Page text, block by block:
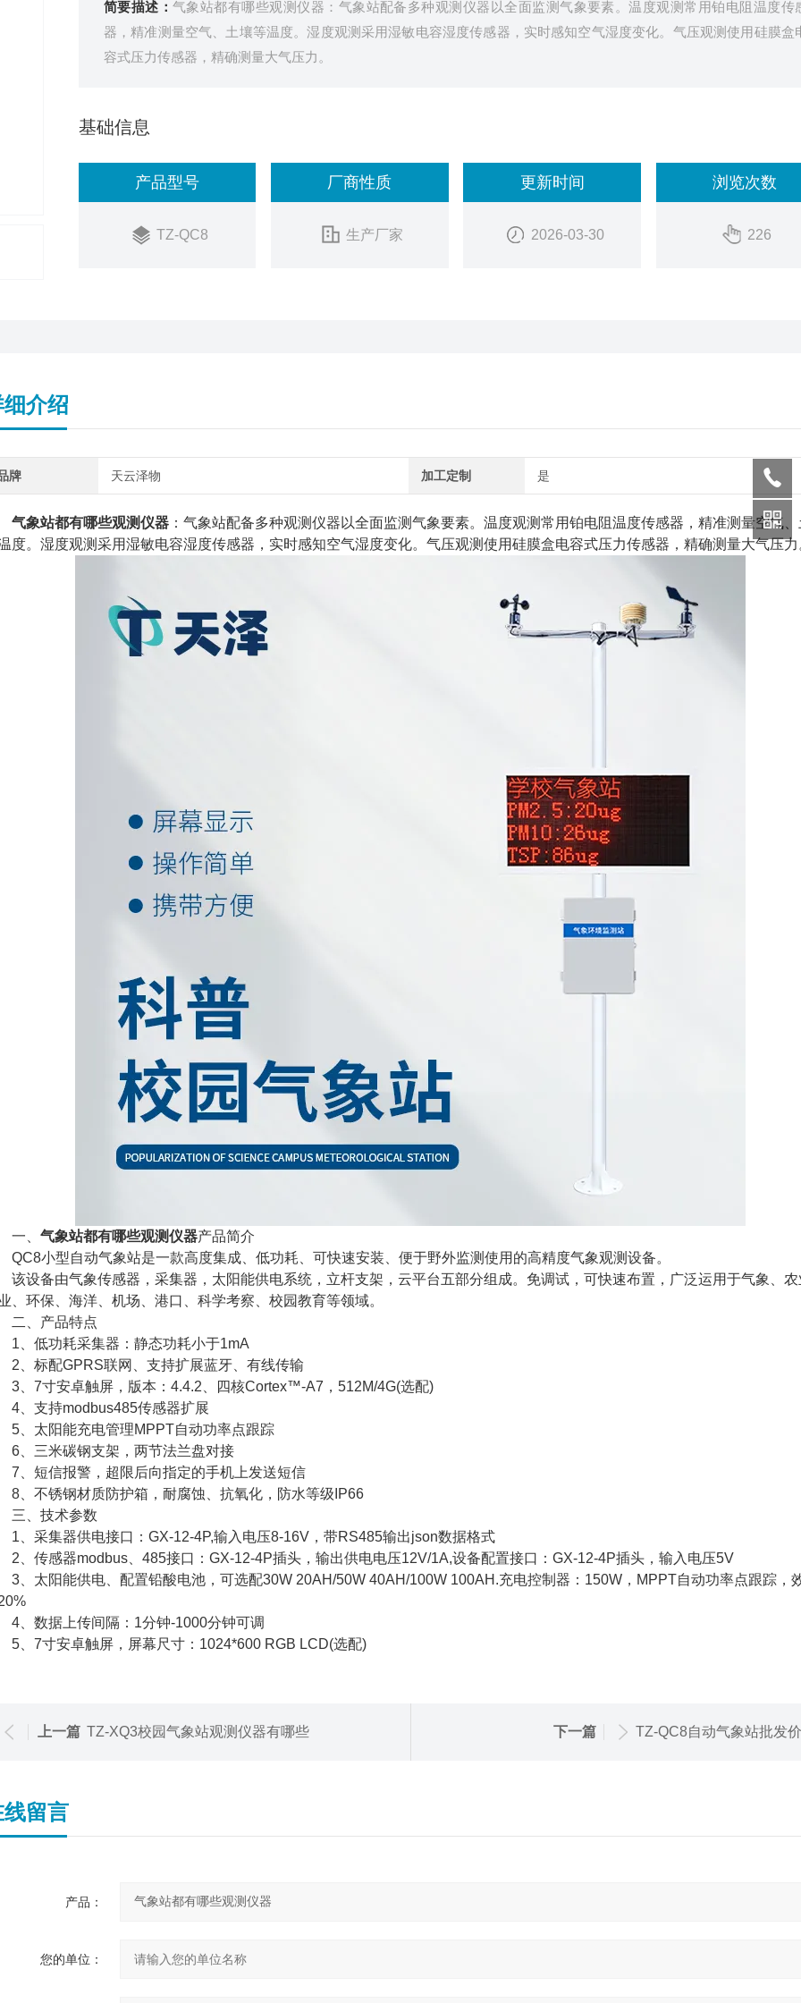
简要描述： 气象站都有哪些观测仪器：气象站配备多种观测仪器以全面监测气象要素。温度观测常用铂电阻温度传
器，精准测量空气、土壤等温度。湿度观测采用湿敏电容湿度传感器，实时感知空气湿度变化。气压观测使用硅膜盒
容式压力传感器，精确测量大气压力。
基础信息
产品型号
TZ-QC8
厂商性质
生产厂家
更新时间
2026-03-30
浏览次数
226
介绍
牌 天云泽物 加工定制 是
气象站都有哪些观测仪器 ：气象站配备多种观测仪器以全面监测气象要素。温度观测常用铂电阻温度传感器，精准测量空气
度。湿度观测采用湿敏电容湿度传感器，实时感知空气湿度变化。气压观测使用硅膜盒电容式压力传感器，精确测量大气压力
、 气象站都有哪些观测仪器产品简介
小型自动气象站是一款高度集成、低功耗、可快速安装、便于野外监测使用的高精度气象观测设备。
备由气象传感器，采集器，太阳能供电系统，立杆支架，云平台五部分组成。免调试，可快速布置，广泛运用于气象、农
、环保、海洋、机场、港口、科学考察、校园教育等领域。
产品特点
低功耗采集器：静态功耗小于1mA
标配GPRS联网、支持扩展蓝牙、有线传输
7寸安卓触屏，版本：4.4.2、四核Cortex™-A7，512M/4G(选配)
支持modbus485传感器扩展
太阳能充电管理MPPT自动功率点跟踪
三米碳钢支架，两节法兰盘对接
短信报警，超限后向指定的手机上发送短信
不锈钢材质防护箱，耐腐蚀、抗氧化，防水等级IP66
技术参数
采集器供电接口：GX-12-4P,输入电压8-16V，带RS485输出json数据格式
传感器modbus、485接口：GX-12-4P插头，输出供电电压12V/1A,设备配置接口：GX-12-4P插头，输入电压5V
太阳能供电、配置铅酸电池，可选配30W 20AH/50W 40AH/100W 100AH.充电控制器：150W，MPPT自动功率点跟踪，
数据上传间隔：1分钟-1000分钟可调
7寸安卓触屏，屏幕尺寸：1024*600 RGB LCD(选配)
上一篇 TZ-XQ3校园气象站观测仪器有哪些 下一篇 TZ-QC8自动气象站批发
线留言
产品：
您的单位：